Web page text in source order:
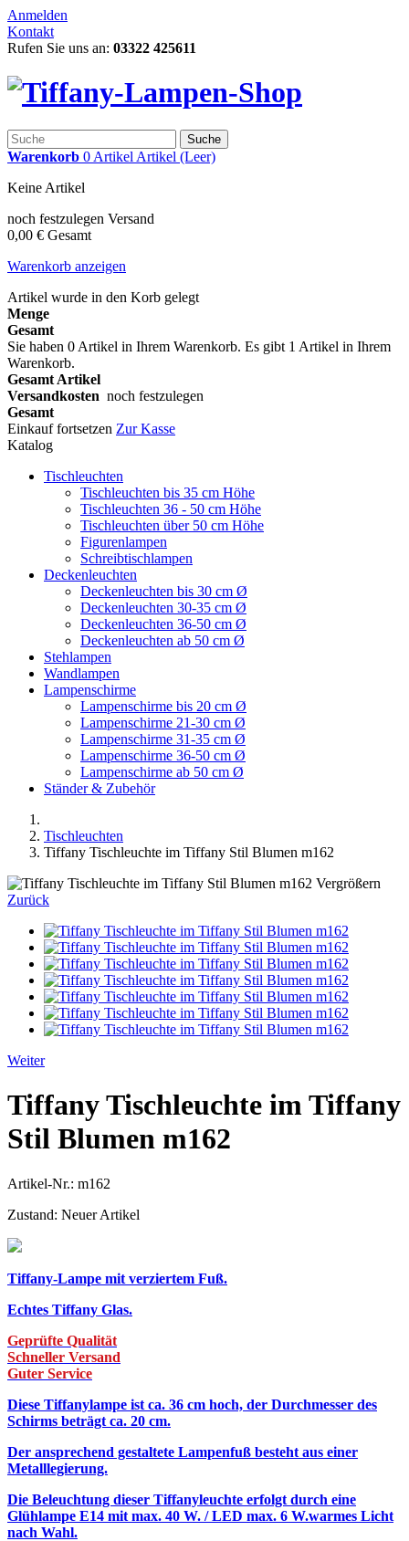
Anmelden
Kontakt
Rufen Sie uns an: 03322 425611
Suche
Warenkorb 0 Artikel Artikel (Leer)
Keine Artikel
noch festzulegen Versand
0,00 € Gesamt
Warenkorb anzeigen
Artikel wurde in den Korb gelegt
Menge
Gesamt
Sie haben 0 Artikel in Ihrem Warenkorb. Es gibt 1 Artikel in Ihrem
Warenkorb.
Gesamt Artikel
Versandkosten noch festzulegen
Gesamt
Einkauf fortsetzen Zur Kasse
Katalog
Tischleuchten
Tischleuchten bis 35 cm Höhe
Tischleuchten 36 - 50 cm Höhe
Tischleuchten über 50 cm Höhe
Figurenlampen
Schreibtischlampen
Deckenleuchten
Deckenleuchten bis 30 cm Ø
Deckenleuchten 30-35 cm Ø
Deckenleuchten 36-50 cm Ø
Deckenleuchten ab 50 cm Ø
Stehlampen
Wandlampen
Lampenschirme
Lampenschirme bis 20 cm Ø
Lampenschirme 21-30 cm Ø
Lampenschirme 31-35 cm Ø
Lampenschirme 36-50 cm Ø
Lampenschirme ab 50 cm Ø
Ständer & Zubehör
Tischleuchten
Tiffany Tischleuchte im Tiffany Stil Blumen m162
Vergrößern
Zurück
Weiter
Tiffany Tischleuchte im Tiffany
Stil Blumen m162
Artikel-Nr.: m162
Zustand: Neuer Artikel
Tiffany-Lampe mit verziertem Fuß.
Echtes Tiffany Glas.
Geprüfte Qualität
Schneller Versand
Guter Service
Diese Tiffanylampe ist ca. 36 cm hoch, der Durchmesser des
Schirms beträgt ca. 20 cm.
Der ansprechend gestaltete Lampenfuß besteht aus einer
Metalllegierung.
Die Beleuchtung dieser Tiffanyleuchte erfolgt durch eine
Glühlampe E14 mit max. 40 W. / LED max. 6 W.warmes Licht
nach Wahl.